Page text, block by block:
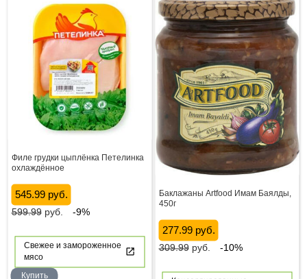
Баклажаны Artfood Имам Баялды,
450г
277.99 руб.
309.99руб. -10%
Филе грудки цыплёнка Петелинка
охлаждённое
545.99 руб.
599.99руб. -9%
Свежее и замороженное
мясо
Купить